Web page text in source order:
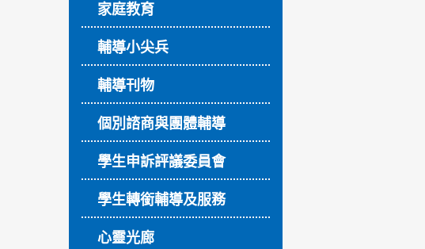
家庭教育
輔導小尖兵
輔導刊物
個別諮商與團體輔導
學生申訴評議委員會
學生轉銜輔導及服務
心靈光廊